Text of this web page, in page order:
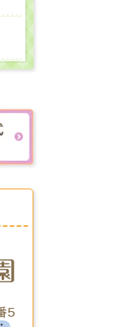
アクセス